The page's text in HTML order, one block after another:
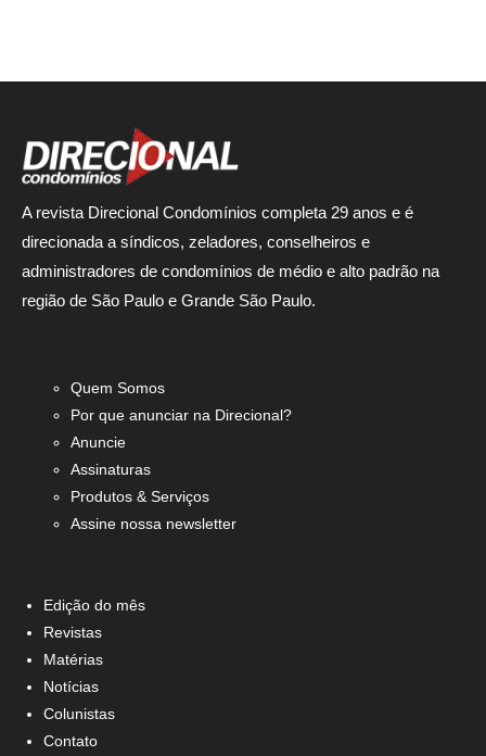
A revista Direcional Condomínios completa 29 anos e é
direcionada a síndicos, zeladores, conselheiros e
administradores de condomínios de médio e alto padrão na
região de São Paulo e Grande São Paulo.
Quem Somos
Por que anunciar na Direcional?
Anuncie
Assinaturas
Produtos & Serviços
Assine nossa newsletter
Edição do mês
Revistas
Matérias
Notícias
Colunistas
Contato